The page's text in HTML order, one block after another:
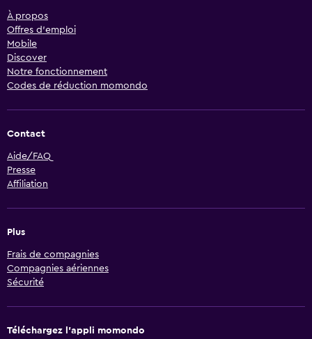
À propos
Offres d’emploi
Mobile
Discover
Notre fonctionnement
Codes de réduction momondo
Contact
Aide/FAQ
Presse
Affiliation
Plus
Frais de compagnies
Compagnies aériennes
Sécurité
Téléchargez l’appli momondo